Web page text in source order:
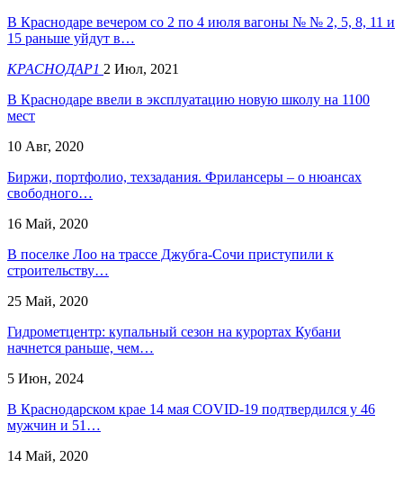
В Краснодаре вечером со 2 по 4 июля вагоны № № 2, 5, 8, 11 и
15 раньше уйдут в…
КРАСНОДАР1 2 Июл, 2021
В Краснодаре ввели в эксплуатацию новую школу на 1100
мест
10 Авг, 2020
Биржи, портфолио, техзадания. Фрилансеры – о нюансах
свободного…
16 Май, 2020
В поселке Лоо на трассе Джубга-Сочи приступили к
строительству…
25 Май, 2020
Гидрометцентр: купальный сезон на курортах Кубани
начнется раньше, чем…
5 Июн, 2024
В Краснодарском крае 14 мая COVID-19 подтвердился у 46
мужчин и 51…
14 Май, 2020